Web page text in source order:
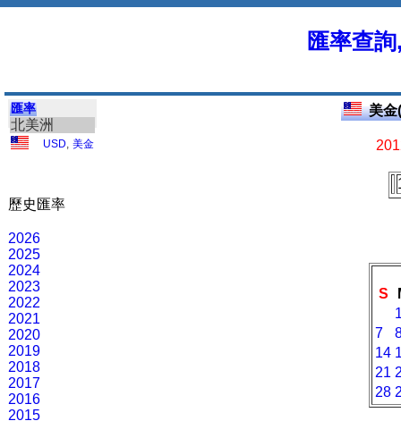
匯率查
匯率
北美洲
USD 美金
歷史匯率
2026
2025
2024
2023
2022
2021
2020
2019
2018
2017
2016
2015
美金
S
7
14
21
28